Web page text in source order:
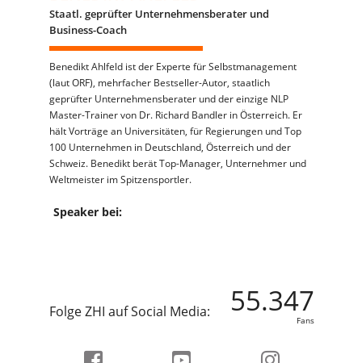
Staatl. geprüfter Unternehmensberater und
Business-Coach
Benedikt Ahlfeld ist der Experte für Selbstmanagement
(laut ORF), mehrfacher Bestseller-Autor, staatlich
geprüfter Unternehmensberater und der einzige NLP
Master-Trainer von Dr. Richard Bandler in Österreich. Er
hält Vorträge an Universitäten, für Regierungen und Top
100 Unternehmen in Deutschland, Österreich und der
Schweiz. Benedikt berät Top-Manager, Unternehmer und
Weltmeister im Spitzensportler.
Speaker bei:
Folge ZHI auf Social Media: 55.347
Fans